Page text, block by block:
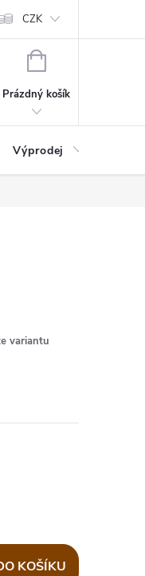
Vrácení, výměna nebo
CZK
NÁKUPNÍ
Prázdný košík
Výprodej
variantu
KOŠÍKU